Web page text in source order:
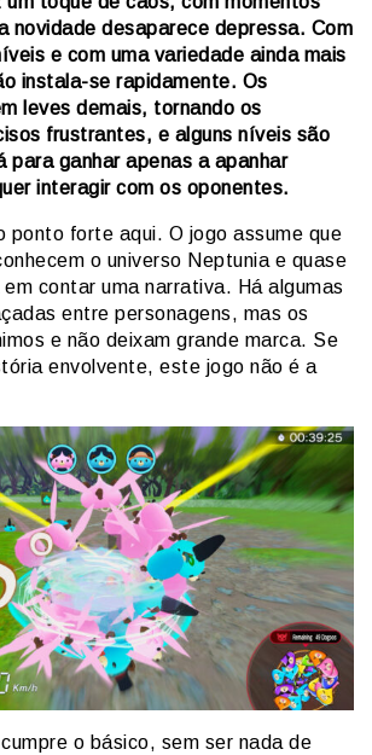
novidade desaparece depressa. Com
e com uma variedade ainda mais
instala-se rapidamente. Os
leves demais, tornando os
frustrantes, e alguns níveis são
para ganhar apenas a apanhar
interagir com os oponentes.
ponto forte aqui. O jogo assume que
o universo Neptunia e quase
contar uma narrativa. Há algumas
entre personagens, mas os
e não deixam grande marca. Se
envolvente, este jogo não é a
o básico, sem ser nada de